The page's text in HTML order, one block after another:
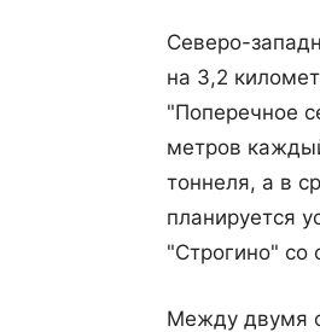
Северо-
на 3,2
"Поперечное
метров
тоннеля, а в
планируется
"Строгино"
Между двумя